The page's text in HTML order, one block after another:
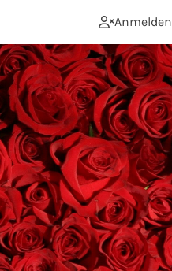
Anmelden